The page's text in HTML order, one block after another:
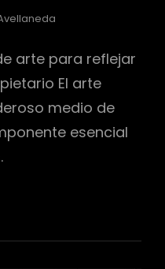
arte para reflejar
El arte
medio de
esencial